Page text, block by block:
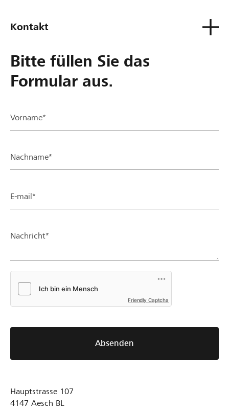
Kontakt
Bitte füllen Sie das
Formular aus.
Vorname*
Nachname*
E-mail*
Nachricht*
Friendly Captcha
Absenden
Hauptstrasse 107
4147 Aesch BL